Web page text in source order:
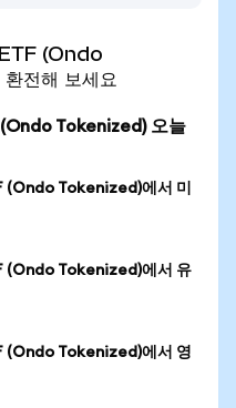
(Ondo
전해 보세요
Tokenized) 오늘
Tokenized)에서 미
Tokenized)에서 유
Tokenized)에서 영